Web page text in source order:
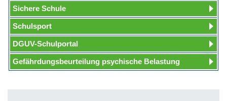
Sichere Schule
Schulsport
DGUV-Schulportal
Gefährdungsbeurteilung psychische Belastung